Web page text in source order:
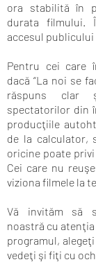
ora stabilită în
durata filmului.
accesul publicului
Pentru cei care
dacă “La noi se
răspuns clar
spectatorilor din
producţiile
de la calculator,
oricine poate
Cei care nu
viziona filmele la
Vă invităm să
noastră cu
programul,
vedeţi şi fiţi cu